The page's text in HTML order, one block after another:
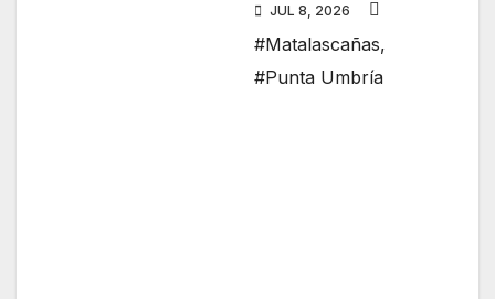
JUL 8, 2026
#Matalascañas,
#Punta Umbría